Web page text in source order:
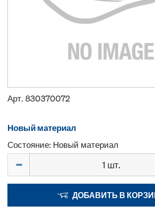
Арт. 830370072
Новый материал
Состояние: Новый материал
ДОБАВИТЬ В